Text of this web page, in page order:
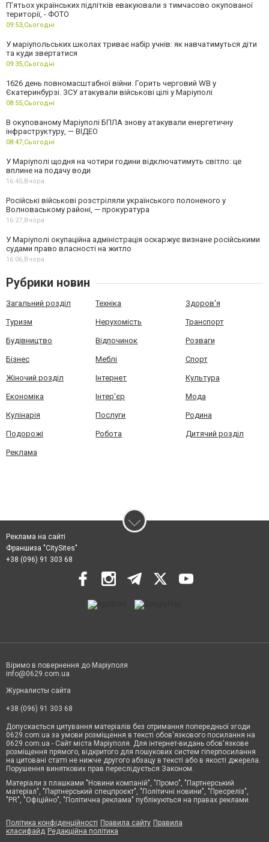
П’ятьох українських підлітків евакуювали з тимчасово окупованої
території, - ФОТО
09:53,Сьогодні
У маріупольських школах триває набір учнів: як навчатимуться діти
та куди звертатися
09:35,Сьогодні
1626 день повномасштабної війни. Горить черговий WB у
Єкатеринбурзі. ЗСУ атакували військові цілі у Маріуполі
08:55,Сьогодні
В окупованому Маріуполі БПЛА знову атакували енергетичну
інфраструктуру, — ВІДЕО
08:47,Сьогодні
У Маріуполі щодня на чотири години відключатимуть світло: це
вплине на подачу води
16:45,Вчора
Російські військові розстріляли українського полоненого у
Волноваському районі, — прокуратура
16:27,Вчора
У Маріуполі окупаційна адміністрація оскаржує визнане російськими
судами право власності на житло
16:06,Вчора
Рубрики новин
Загальний розділ Техніка Здоров'я
Туризм Нерухомість Транспорт
Будівництво Відпочинок Розваги
Бізнес Меблі Спорт
Жіночий розділ Інтернет Культура
Економіка Інтер'єр Мода
Кулінарія Послуги Родина
Подорожі Робота Дитячий розділ
Реклама
Реклама на сайті
Франшиза "CitySites"
+38 (096) 91 303 68
Віримо в повернення до Маріуполя
info@0629.com.ua
Журналисты сайта
+38 (096) 91 303 68
Допускається цитування матеріалів без отримання попередньої згоди
0629.com.ua за умови розміщення в тексті обов'язкового посилання на
0629.com.ua - Сайт міста Маріуполя. Для інтернет-видань обов'язкове
розміщення прямого, відкритого для пошукових систем гіперпосилання
на цитовані статті не нижче другого абзацу в тексті або в якості джерела.
Порушення виняткових прав переслідується Законом.
Матеріали з плашками "Новини компаній", "Промо", "Партнерський
матеріал", "Партнерський спецпроєкт", "Політичні новини", "Пресреліз",
"PR", "Офіційно", "Політична реклама" публікуються на правах реклами.
Політика конфіденційності Правила сайту Правила
класифайд Редакційна політика